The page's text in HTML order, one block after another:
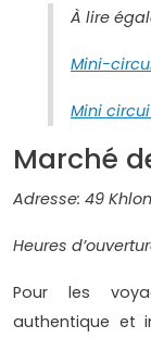
À lire
Mini-
Mini
Marché
Adresse: 49
Heures
Pour les
authentique et